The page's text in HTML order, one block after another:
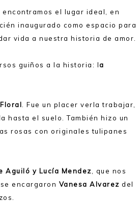
el lugar ideal, en
inaugurado como espacio para
vida a nuestra historia de amor.
guiños a la historia: la
. Fue un placer verla trabajar,
hasta el suelo. También hizo un
rosas con originales tulipanes
Aguiló y Lucía Mendez
, que nos
encargaron Vanesa Alvarez del